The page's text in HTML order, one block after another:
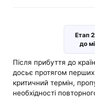
Етап
до
Після прибуття до
досьє протягом
критичний термін,
необхідності